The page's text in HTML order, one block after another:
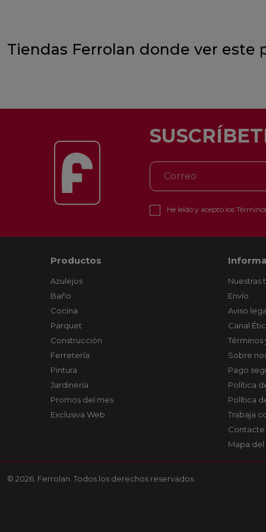
Tiendas Ferrolan donde ver este
He leído y acepto los
Productos
Azulejos
Baño
Cocina
Parquet
Construcción
Ferretería
Pintura
Jardinería
Promos del mes
Exclusiva Web
Nuestras
Envío
Aviso
Canal
Sobre
Pago
Política
Política
Trabaja
Mapa del
© 2026. Ferrolan. Todos los derechos reservados.